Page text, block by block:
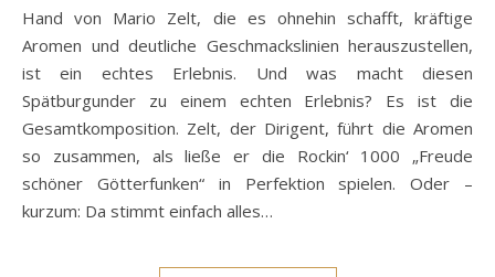
Hand von Mario Zelt, die es ohnehin schafft, kräftige
Aromen und deutliche Geschmackslinien herauszustellen,
ist ein echtes Erlebnis. Und was macht diesen
Spätburgunder zu einem echten Erlebnis? Es ist die
Gesamtkomposition. Zelt, der Dirigent, führt die Aromen
so zusammen, als ließe er die Rockin‘ 1000 „Freude
schöner Götterfunken“ in Perfektion spielen. Oder –
kurzum: Da stimmt einfach alles…